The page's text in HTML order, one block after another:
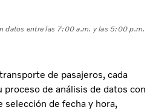
datos entre las 7:00 a.m. y las 5:00 p.m.
de pasajeros, cada
de análisis de datos con
selección de fecha y hora,